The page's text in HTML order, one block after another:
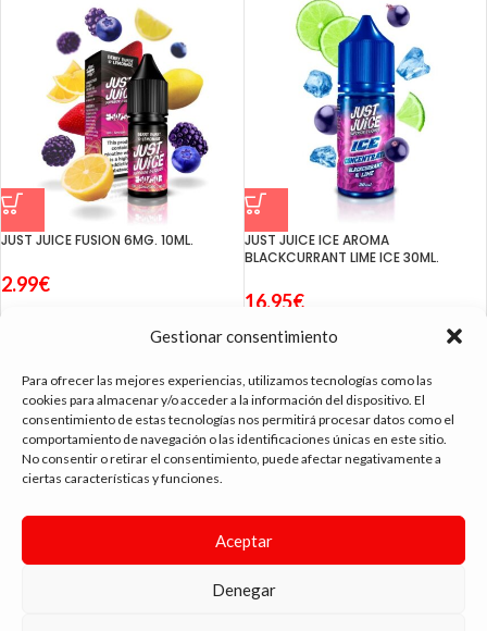
Gestionar consentimiento
Para ofrecer las mejores experiencias, utilizamos tecnologías como las
cookies para almacenar y/o acceder a la información del dispositivo. El
consentimiento de estas tecnologías nos permitirá procesar datos como el
comportamiento de navegación o las identificaciones únicas en este sitio.
No consentir o retirar el consentimiento, puede afectar negativamente a
ciertas características y funciones.
Aceptar
Denegar
JUST JUICE FUSION 6MG. 10ML.
2.99€
JUST JUICE ICE AROMA
BLACKCURRANT LIME ICE 30ML.
16.95€
tienda vapeo málaga